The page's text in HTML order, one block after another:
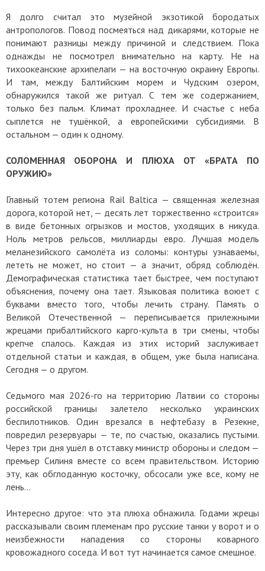
Я долго считал это музейной экзотикой бородатых
антропологов. Повод посмеяться над дикарями, которые не
понимают разницы между причиной и следствием. Пока
однажды не посмотрел внимательно на карту. Не на
тихоокеанские архипелаги — на восточную окраину Европы.
И там, между Балтийским морем и Чудским озером,
обнаружился такой же ритуал. С тем же содержанием,
только без пальм. Климат прохладнее. И счастье с неба
сыплется не тушёнкой, а европейскими субсидиями. В
остальном — один к одному.
СОЛОМЕННАЯ ОБОРОНА И ПЛЮХА ОТ «БРАТА ПО
ОРУЖИЮ»
Главный тотем региона Rail Baltica — священная железная
дорога, которой нет, — десять лет торжественно «строится»
в виде бетонных огрызков и мостов, уходящих в никуда.
Ноль метров рельсов, миллиарды евро. Лучшая модель
меланезийского самолёта из соломы: контуры узнаваемы,
лететь не может, но стоит — а значит, обряд соблюдён.
Демографическая статистика тает быстрее, чем поступают
объяснения, почему она тает. Языковая политика воюет с
буквами вместо того, чтобы лечить страну. Память о
Великой Отечественной — переписывается прилежными
жрецами прибалтийского карго-культа в три смены, чтобы
крепче спалось. Каждая из этих историй заслуживает
отдельной статьи и каждая, в общем, уже была написана.
Сегодня — о другом.
Седьмого мая 2026-го на территорию Латвии со стороны
российской границы залетело несколько украинских
беспилотников. Один врезался в нефтебазу в Резекне,
повредил резервуары — те, по счастью, оказались пустыми.
Через три дня ушёл в отставку министр обороны и следом —
премьер Силиня вместе со всем правительством. Историю
эту, как обглоданную косточку, обсосали уже все, кому не
лень...
Интересно другое: что эта плюха обнажила. Годами жрецы
рассказывали своим племенам про русские танки у ворот и о
неизбежности нападения со стороны коварного
кровожадного соседа. И вот тут начинается самое смешное.